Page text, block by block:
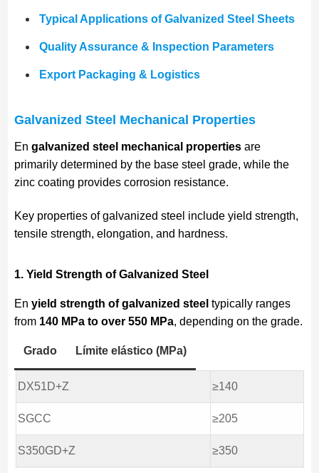
Typical Applications of Galvanized Steel Sheets
Quality Assurance & Inspection Parameters
Export Packaging & Logistics
Galvanized Steel Mechanical Properties
En galvanized steel mechanical propertiesare
primarily determined by the base steel grade, while the
zinc coating provides corrosion resistance.
Key properties of galvanized steel include yield strength,
tensile strength, elongation, and hardness.
1. Yield Strength of Galvanized Steel
En yield strength of galvanized steel typically ranges
from 140 MPa to over 550 MPa, depending on the grade.
Grado Límite elástico (MPa)
DX51D+Z ≥140
SGCC ≥205
S350GD+Z ≥350